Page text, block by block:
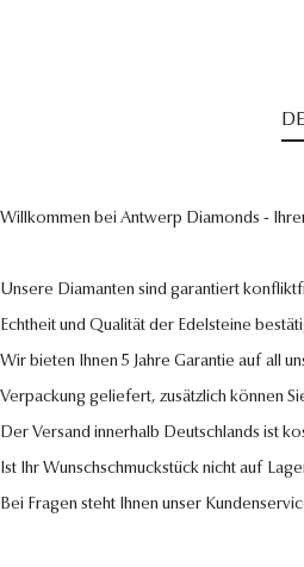
Willkommen bei Antwerp Diamonds -
Unsere Diamanten sind garantiert
Echtheit und Qualität der Edelsteine
Wir bieten Ihnen 5 Jahre Garantie auf all
Verpackung geliefert, zusätzlich können
Der Versand innerhalb Deutschlands ist
Ist Ihr Wunschschmuckstück nicht auf
Bei Fragen steht Ihnen unser